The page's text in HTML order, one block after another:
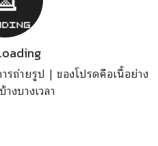
ถ่ายรูป | ของโปรดคือเนื้อย่าง
งบางเวลา